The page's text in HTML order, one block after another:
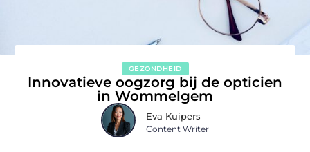
GEZONDHEID
Innovatieve oogzorg bij de opticien
in Wommelgem
Eva Kuipers
Content Writer